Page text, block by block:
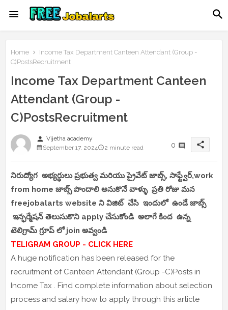
Home
Income Tax Department Canteen Attendant (Group -
C)PostsRecruitment
Income Tax Department Canteen
Attendant (Group -
C)PostsRecruitment
person Vijetha academy
September 17, 2024
2 minute read 0 share
నిరుద్యోగ అభ్యర్థులు ప్రభుత్వ మరియు ప్రైవేట్ జాబ్స్, సాఫ్ట్వేర్,work
from home జాబ్స్ పొందాలి అనుకొనే వాళ్ళు ప్రతి రోజు మన
freejobalarts website ని విజిట్ చేసి ఇందులో ఉండే జాబ్స్
ఇన్ఫర్మేషన్ తెలుసుకొని apply చేసుకోండి అలాగే కింద ఉన్న
టెలిగ్రామ్ గ్రూప్ లో join అవ్వండి
TELIGRAM GROUP - CLICK HERE
A huge notification has been released for the
recruitment of Canteen Attendant (Group -C)Posts in
Income Tax . Find complete information about selection
process and salary how to apply through this article